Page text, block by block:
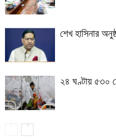
শেখ হাসিনার
২৪ ঘণ্টায় ৫৩০